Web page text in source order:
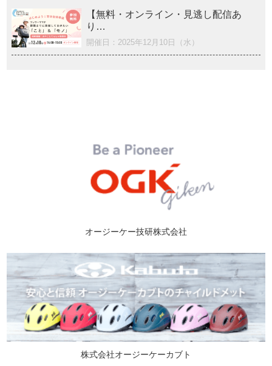
【無料・オンライン・見逃し配信あ
り…
開催日：2025年12月10日（水）
オージーケー技研株式会社
株式会社オージーケーカブト